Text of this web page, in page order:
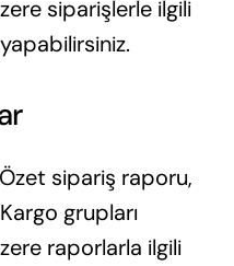
siparişlerle ilgili
Özet sipariş raporu,
grupları
raporlarla ilgili